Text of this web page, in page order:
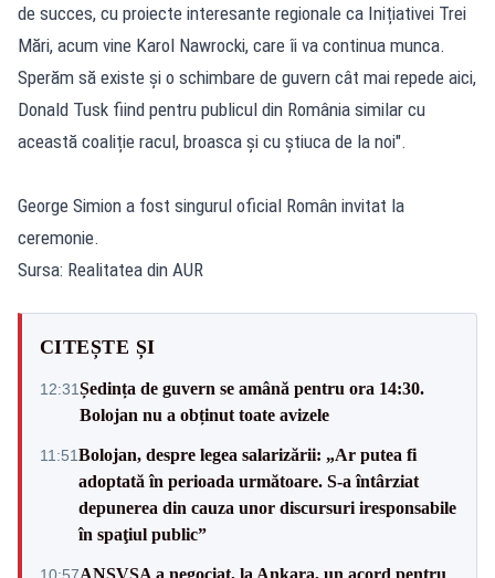
de succes, cu proiecte interesante regionale ca Inițiativei Trei
Mări, acum vine Karol Nawrocki, care îi va continua munca.
Sperăm să existe și o schimbare de guvern cât mai repede aici,
Donald Tusk fiind pentru publicul din România similar cu
această coaliție racul, broasca și cu știuca de la noi".
George Simion a fost singurul oficial Român invitat la
ceremonie.
Sursa: Realitatea din AUR
CITEȘTE ȘI
12:31Ședința de guvern se amână pentru ora 14:30.
Bolojan nu a obținut toate avizele
11:51Bolojan, despre legea salarizării: „Ar putea fi
adoptată în perioada următoare. S-a întârziat
depunerea din cauza unor discursuri iresponsabile
în spaţiul public”
10:57ANSVSA a negociat, la Ankara, un acord pentru